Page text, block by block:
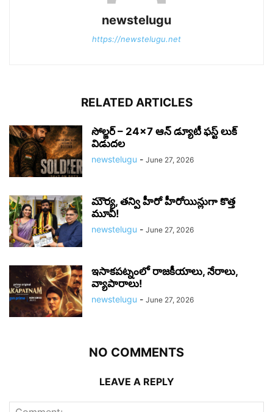
newstelugu
https://newstelugu.net
RELATED ARTICLES
సోల్జర్ – 24×7 ఆన్ డ్యూటీ ఫస్ట్ లుక్
విడుదల
newstelugu - June 27, 2026
మౌర్య‌, త‌న్వి హీరో హీరోయిన్లుగా కొత్త
మూవీ!
newstelugu - June 27, 2026
ఇసాకపట్నంలో రాజ‌కీయాలు, నేరాలు,
వ్యాపారాలు!
newstelugu - June 27, 2026
NO COMMENTS
LEAVE A REPLY